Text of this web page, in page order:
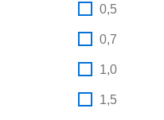
0,5
0,7
1,0
1,5